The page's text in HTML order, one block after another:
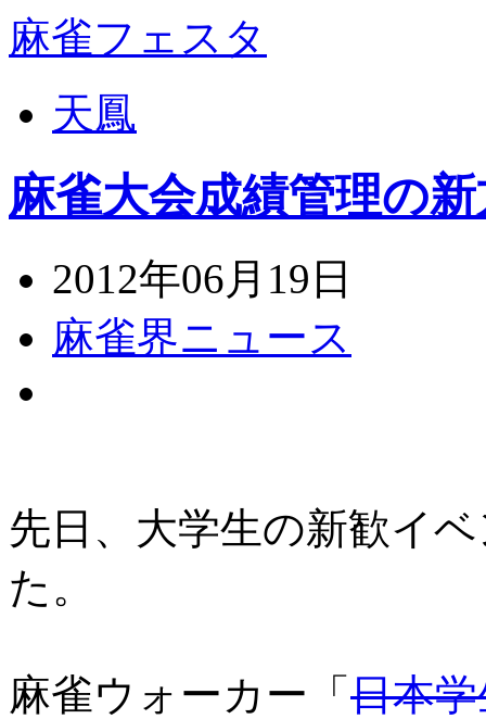
麻雀フェスタ
天鳳
麻雀大会成績管理の
2012年06月19日
麻雀界ニュース
先日、大学生の新歓イ
た。
麻雀ウォーカー「 日本